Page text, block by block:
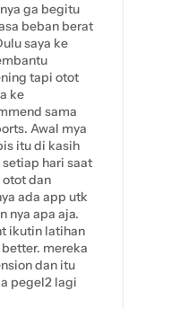
ga begitu
beban berat
saya ke
tapi otot
ke
sama
Awal mya
itu di kasih
hari saat
dan
ada app utk
nya apa aja.
ikutin latihan
mereka
dan itu
pegel2 lagi